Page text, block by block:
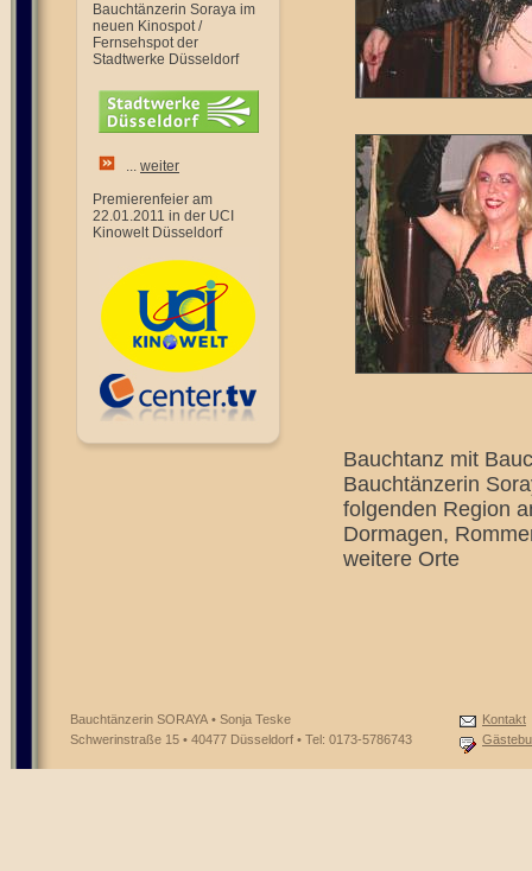
Bauchtänzerin Soraya im
neuen Kinospot /
Fernsehspot der
Stadtwerke Düsseldorf
... weiter
Premierenfeier am
22.01.2011 in der UCI
Kinowelt Düsseldorf
Bauchtanz mit
Bauchtänzerin
folgenden Region
Dormagen,
weitere Orte
Bauchtänzerin SORAYA • Sonja Teske
Schwerinstraße 15 • 40477 Düsseldorf • Tel: 0173-5786743
Kontakt